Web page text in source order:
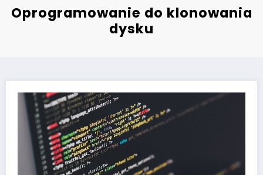
Oprogramowanie do klonowania
dysku